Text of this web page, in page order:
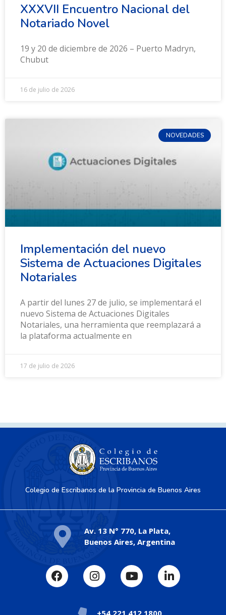
XXXVII Encuentro Nacional del
Notariado Novel
19 y 20 de diciembre de 2026 – Puerto Madryn,
Chubut
16 de julio de 2026
NOVEDADES
Implementación del nuevo
Sistema de Actuaciones Digitales
Notariales
A partir del lunes 27 de julio, se implementará el
nuevo Sistema de Actuaciones Digitales
Notariales, una herramienta que reemplazará a
la plataforma actualmente en
17 de julio de 2026
Colegio de Escribanos de la Provincia de Buenos Aires
Av. 13 N° 770, La Plata,
Buenos Aires, Argentina
+54 221 412 1800